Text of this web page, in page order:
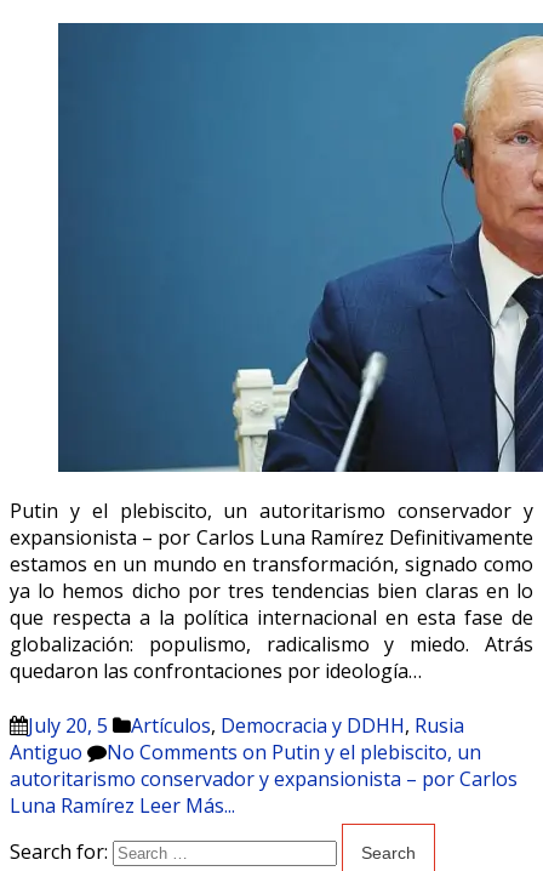
Putin y el plebiscito, un autoritarismo conservador y
expansionista – por Carlos Luna Ramírez Definitivamente
estamos en un mundo en transformación, signado como
ya lo hemos dicho por tres tendencias bien claras en lo
que respecta a la política internacional en esta fase de
globalización: populismo, radicalismo y miedo. Atrás
quedaron las confrontaciones por ideología…
July 20, 5 Artículos, Democracia y DDHH, Rusia
Antiguo
No Comments on Putin y el plebiscito, un
autoritarismo conservador y expansionista – por Carlos
Luna Ramírez Leer Más...
Search for: